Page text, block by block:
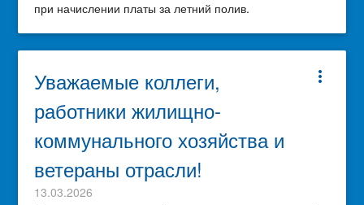
при начислении платы за летний полив.
more_vert
Уважаемые коллеги,
работники жилищно-
коммунального хозяйства и
ветераны отрасли!
13.03.2026